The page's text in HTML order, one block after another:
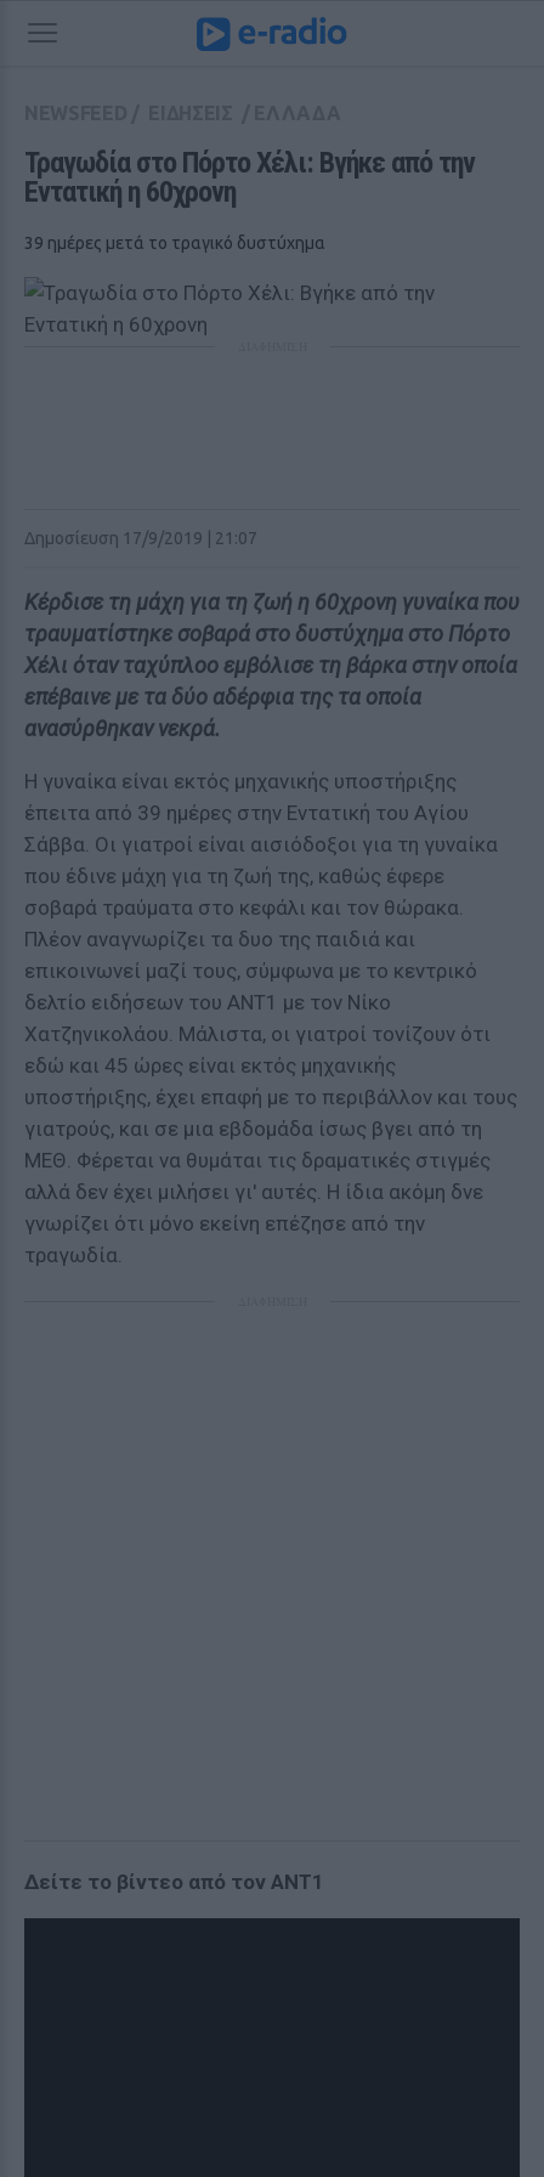
Τραγωδία στο Πόρτο Χέλι: Βγήκε από την
Εντατική η 60χρονη
39 ημέρες μετά το τραγικό δυστύχημα
Δημοσίευση 17/9/2019 | 21:07
Κέρδισε τη μάχη για τη ζωή η 60χρονη γυναίκα που
τραυματίστηκε σοβαρά στο δυστύχημα στο Πόρτο
Χέλι όταν ταχύπλοο εμβόλισε τη βάρκα στην οποία
επέβαινε με τα δύο αδέρφια της τα οποία
ανασύρθηκαν νεκρά.
Η γυναίκα είναι εκτός μηχανικής υποστήριξης
έπειτα από 39 ημέρες στην Εντατική του Αγίου
Σάββα. Οι γιατροί είναι αισιόδοξοι για τη γυναίκα
που έδινε μάχη για τη ζωή της, καθώς έφερε
σοβαρά τραύματα στο κεφάλι και τον θώρακα.
Πλέον αναγνωρίζει τα δυο της παιδιά και
επικοινωνεί μαζί τους, σύμφωνα με το κεντρικό
δελτίο ειδήσεων του ΑΝΤ1 με τον Νίκο
Χατζηνικολάου. Μάλιστα, οι γιατροί τονίζουν ότι
εδώ και 45 ώρες είναι εκτός μηχανικής
υποστήριξης, έχει επαφή με το περιβάλλον και τους
γιατρούς, και σε μια εβδομάδα ίσως βγει από τη
ΜΕΘ. Φέρεται να θυμάται τις δραματικές στιγμές
αλλά δεν έχει μιλήσει γι' αυτές. Η ίδια ακόμη δνε
γνωρίζει ότι μόνο εκείνη επέζησε από την
τραγωδία.
Δείτε το βίντεο από τον ΑΝΤ1